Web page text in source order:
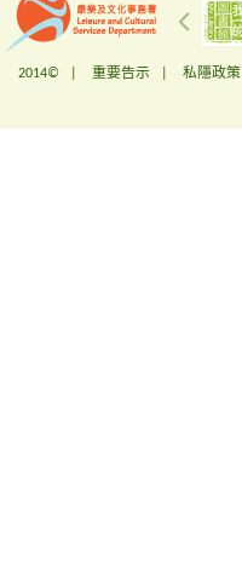
2014© | 重要告示 私隱政策